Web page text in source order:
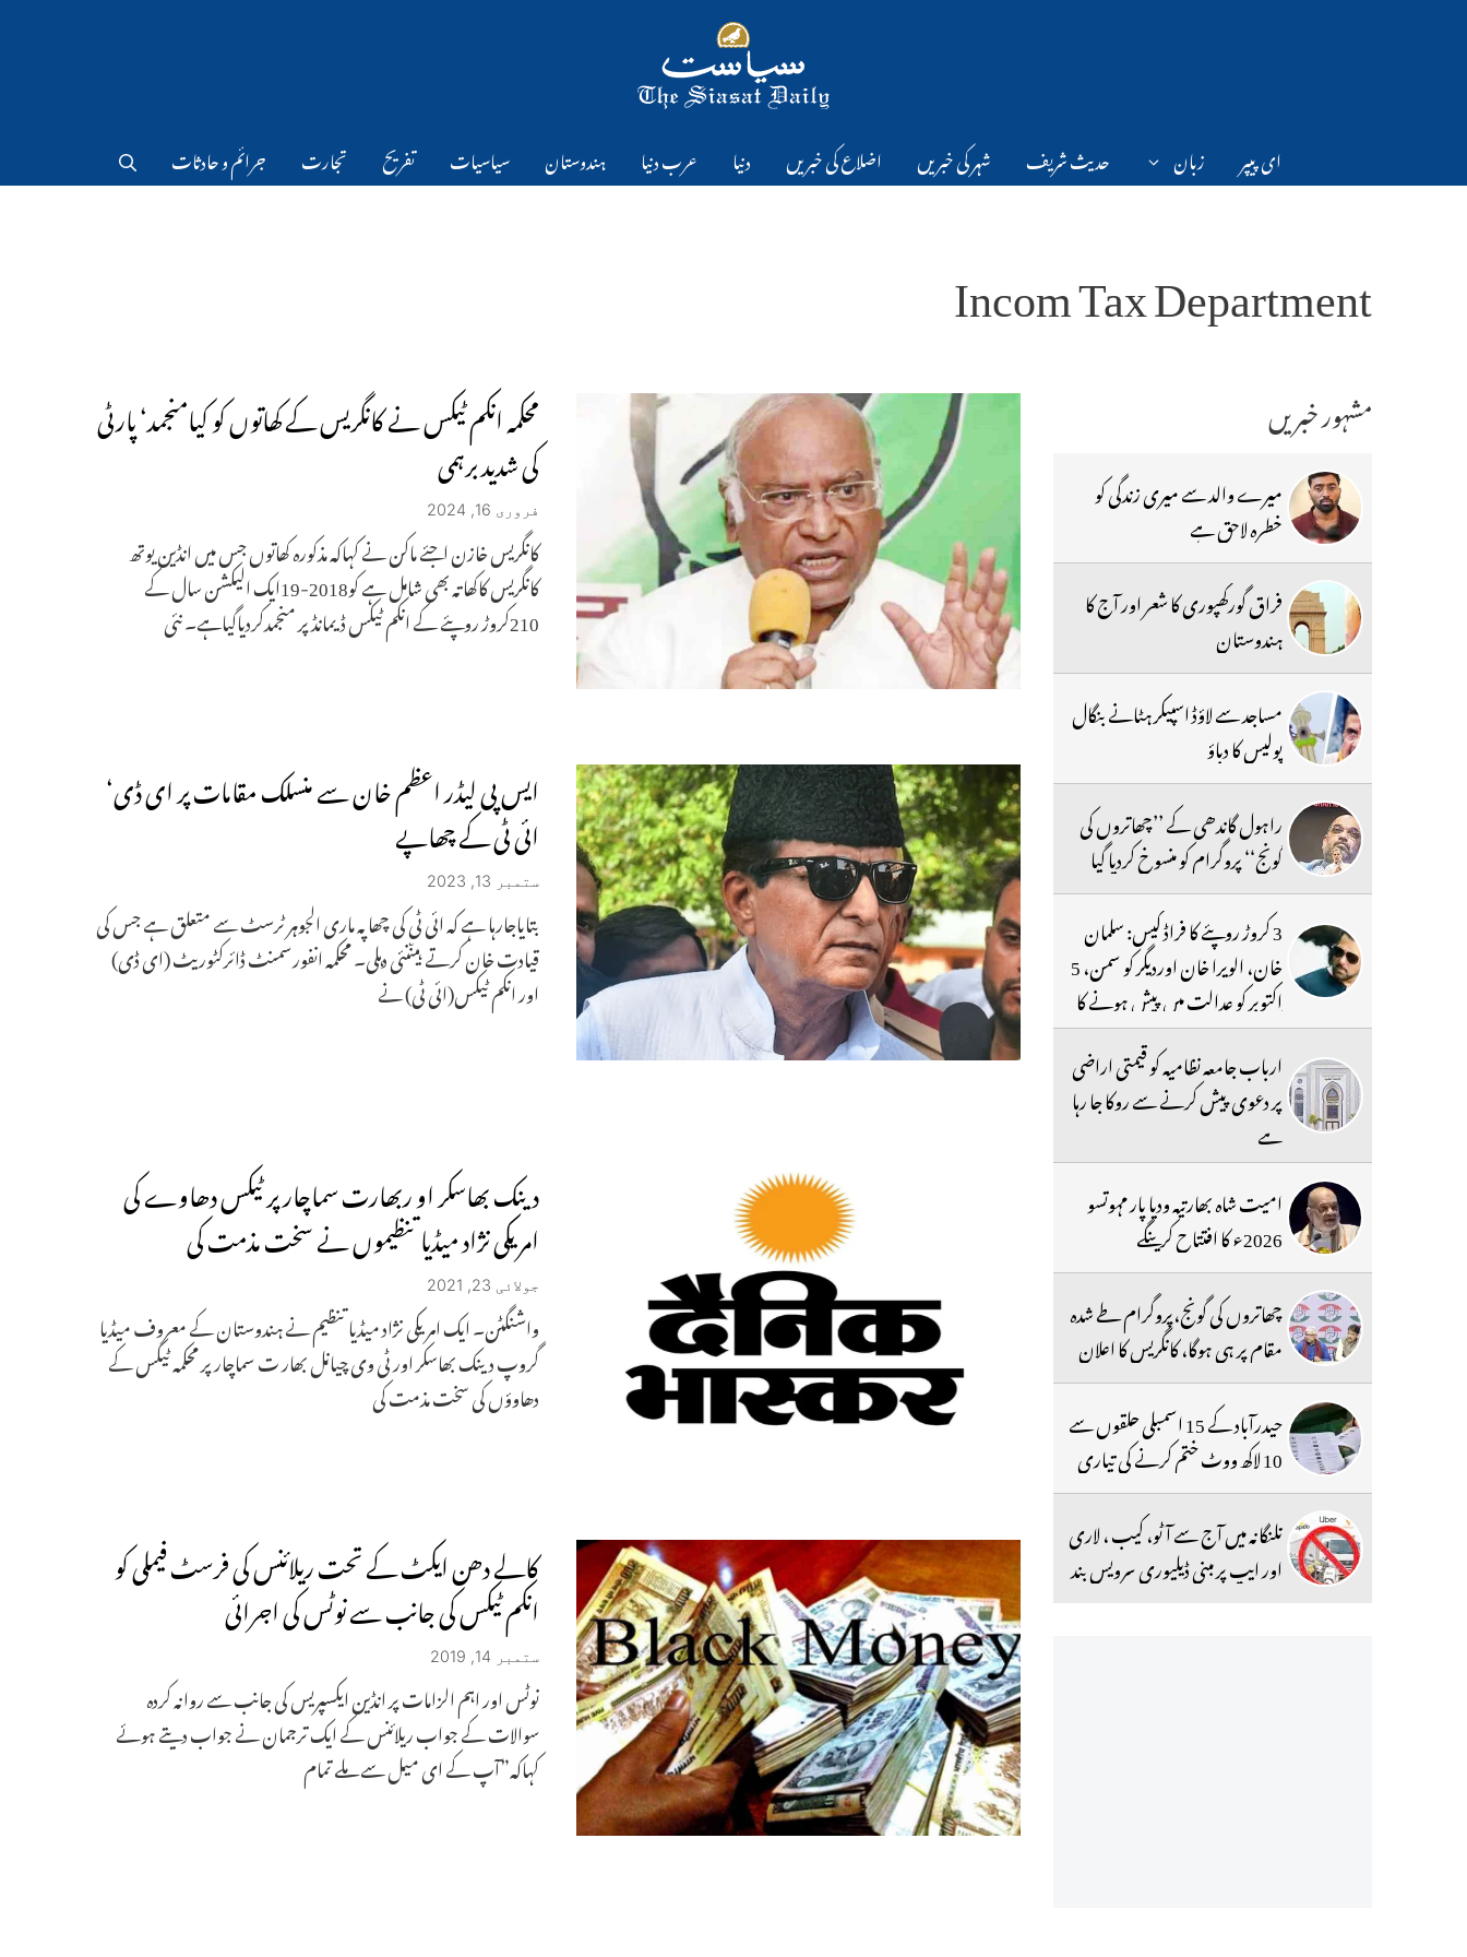
ای پیپر زبان حدیث شریف شہر کی خبریں اضلاع کی خبریں دنیا عرب دنیا ہندوستان سیاسیات تفریح تجارت جرائم و حادثات
Incom Tax Department
محکمہ انکم ٹیکس نے کانگریس کے کھاتوں کو کیامنجمد‘ پارٹی
کی شدید برہمی
فروری 16, 2024
کانگریس خازن اجئے ماکن نے کہاکہ مذکورہ کھاتوں جس میں انڈین یوتھ
کانگریس کاکھاتہ بھی شامل ہے کو2018-19ایک الیکشن سال کے
210کروڑ روپئے کے انکم ٹیکس ڈیمانڈ پر منجمدکردیاگیاہے۔ نئی
ایس پی لیڈر اعظم خان سے منسلک مقامات پر ای ڈی‘
ائی ٹی کے چھاپے
ستمبر 13, 2023
بتایاجارہا ہے کہ ائی ٹی کی چھاپہ ماری الجوہر ٹرسٹ سے متعلق ہے جس کی
قیادت خان کرتے ہیںنئی دہلی۔ محکمہ انفورسمنٹ ڈائرکٹوریٹ (ای ڈی)
اور انکم ٹیکس(ائی ٹی) نے
دینک بھاسکر او ربھارت سماچار پر ٹیکس دھاوے کی
امریکی نژاد میڈیا تنظیموں نے سخت مذمت کی
جولائی 23, 2021
واشنگٹن۔ ایک امریکی نژاد میڈیا تنظیم نے ہندوستان کے معروف میڈیا
گروپ دینک بھاسکر اور ٹی وی چیانل بھار ت سماچار پر محکمہ ٹیکس کے
دھاوؤں کی سخت مذمت کی
کالے دھن ایکٹ کے تحت ریلائنس کی فرسٹ فیملی کو
انکم ٹیکس کی جانب سے نوٹس کی اجرائی
ستمبر 14, 2019
نوٹس اور اہم الزامات پر انڈین ایکسپریس کی جانب سے روانہ کردہ
سوالات کے جواب ریلائنس کے ایک ترجمان نے جواب دیتے ہوئے
کہاکہ”آپ کے ای میل سے ملے تمام
مشہور خبریں
میرے والد سے میری زندگی کو
خطرہ لاحق ہے
فراق گورکھپوری کا شعر اور آج کا
ہندوستان
مساجد سے لاؤڈ اسپیکر ہٹانے بنگال
پولیس کا دباؤ
راہول گاندھی کے ’’چھاتروں کی
گونج‘‘ پروگرام کو منسوخ کردیا گیا
3 کروڑ روپئے کا فراڈ کیس: سلمان
خان، الویرا خان اوردیگر کو سمن، 5
اکتوبر کو عدالت میں پیش ہونے کا
حکم
ارباب جامعہ نظامیہ کو قیمتی اراضی
پر دعوی پیش کرنے سے روکا جا رہا
ہے
امیت شاہ بھارتیہ ودیا پار مہوتسو
2026ء کا افتتاح کرینگے
چھاتروں کی گونج،پروگرام طے شدہ
مقام پر ہی ہوگا، کانگریس کا اعلان
حیدرآباد کے 15 اسمبلی حلقوں سے
10 لاکھ ووٹ ختم کرنے کی تیاری
تلنگانہ میں آج سے آٹو، کیب ، لاری
اور ایپ پر مبنی ڈیلیوری سرویس بند